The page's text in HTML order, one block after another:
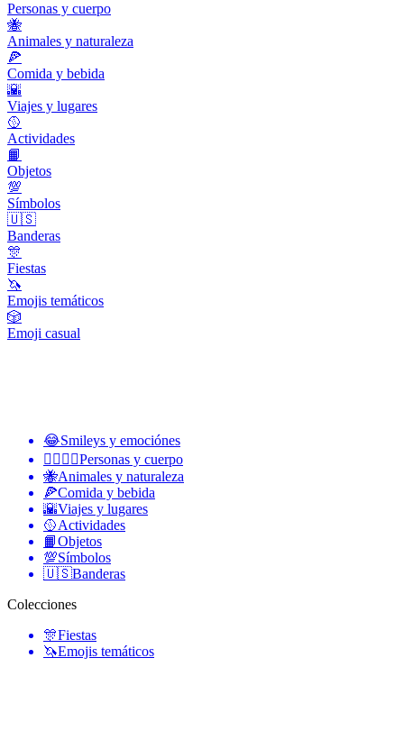
Personas y cuerpo
🐝
Animales y naturaleza
🍕
Comida y bebida
🌇
Viajes y lugares
🥎
Actividades
📙
Objetos
💯
Símbolos
🇺🇸
Banderas
🎊
Fiestas
🦄
Emojis temáticos
🎲
Emoji casual
😂Smileys y emociónes
👩‍❤️‍💋‍👨Personas y cuerpo
🐝Animales y naturaleza
🍕Comida y bebida
🌇Viajes y lugares
🥎Actividades
📙Objetos
💯Símbolos
🇺🇸Banderas
Colecciones
🎊Fiestas
🦄Emojis temáticos